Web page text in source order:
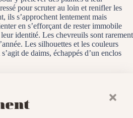
pour scruter au loin et renifler les
ils s’approchent lentement mais
en s’efforçant de rester immobile
identité. Les chevreuils sont rarement
Les silhouettes et les couleurs
de daims, échappés d’un enclos